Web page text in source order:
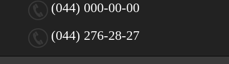
(044) 000-00-00
(044) 276-28-27